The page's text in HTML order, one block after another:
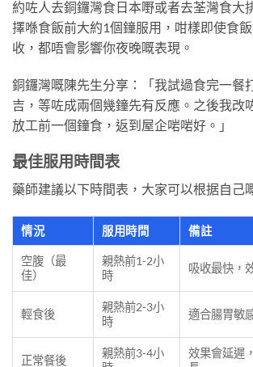
約咗人去銅鑼灣食日本嘢或者去荃灣食大
擇喺食飯前大約1個鐘服用，咁樣即使食
收，都唔會影響你夜晚嘅表現。
銅鑼灣嘅陳先生分享：「我試過食完一餐
吉，等咗成兩個幾鐘先有反應。之後我改
放工前一個鐘食，返到屋企啱啱好。」
最佳服用時間表
藥師建議以下時間表，大家可以根据自己
情況 服用時間 備註
空腹（最
佳）
親熱前1-2小
時
吸收最快，
輕食後
親熱前2-3小
時
適合腸胃敏
正常餐後
親熱前3-4小
效果會延遲